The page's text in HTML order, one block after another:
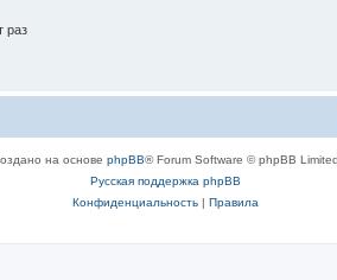
раз
на основе phpBB® Forum Software © phpBB Limited
Русская поддержка phpBB
Конфиденциальность| Правила